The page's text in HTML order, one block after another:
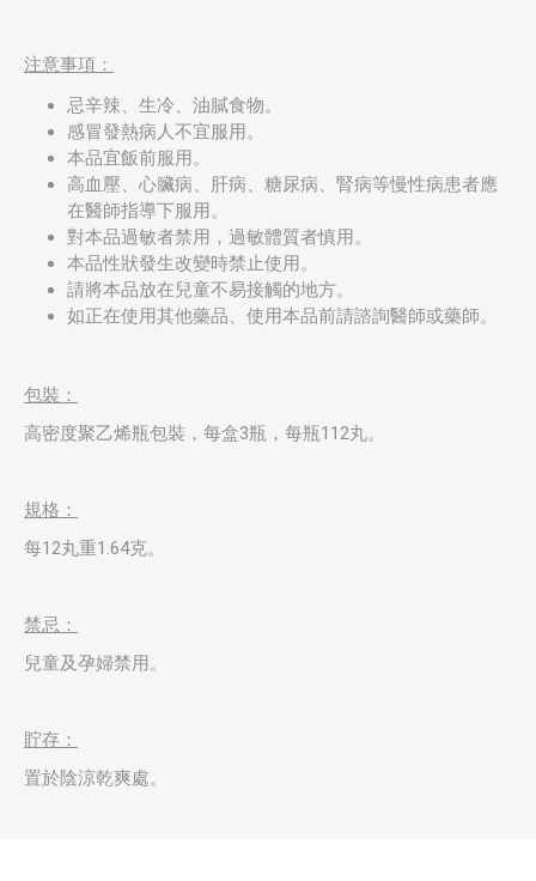
注意事項：
忌辛辣、生冷、油膩食物。
感冒發熱病人不宜服用。
本品宜飯前服用。
高血壓、心臟病、肝病、糖尿病、腎病等慢性病患者應
在醫師指導下服用。
對本品過敏者禁用，過敏體質者慎用。
本品性狀發生改變時禁止使用。
請將本品放在兒童不易接觸的地方。
如正在使用其他藥品、使用本品前請諮詢醫師或藥師。
包裝：
高密度聚乙烯瓶包裝，每盒3瓶，每瓶112丸。
規格：
每12丸重1.64克。
禁忌：
兒童及孕婦禁用。
貯存：
置於陰涼乾爽處。